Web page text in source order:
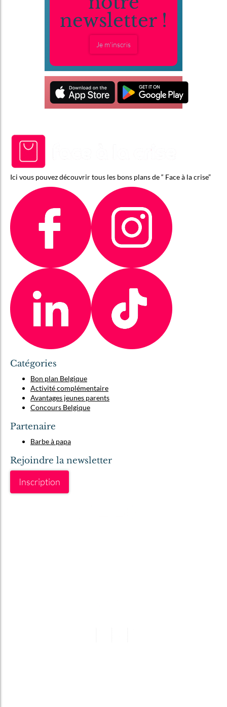
newsletter !
Je m'inscris
Ici vous pouvez découvrir tous les bons plans de “ Face à la crise”
Catégories
Bon plan Belgique
Activité complémentaire
Avantages jeunes parents
Concours Belgique
Partenaire
Barbe à papa
Rejoindre la newsletter
Inscription